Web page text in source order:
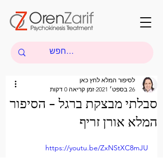
סבלתי מבצקת ברגל - הסיפור
המלא אורן זריף
לסיפור המלא לחץ כאן
26 בספט׳ 2021
זמן קריאה 0 דקות
https://youtu.be/ZxNStXC8mJU